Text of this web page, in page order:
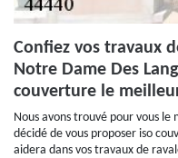
Confiez vos travaux
Notre Dame Des
couverture le
Nous avons trouvé pour vous le
décidé de vous proposer iso
aidera dans vos travaux de